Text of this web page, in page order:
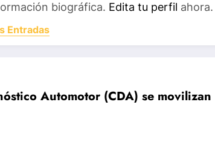
biográfica. Edita tu perfil ahora.
Entradas
Automotor (CDA) se